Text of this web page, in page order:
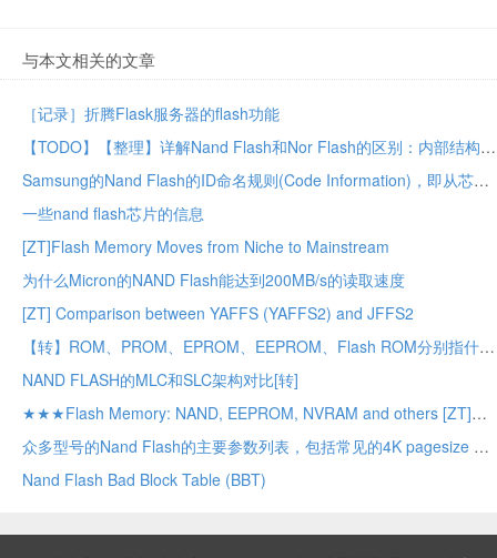
与本文相关的文章
［记录］折腾Flask服务器的flash功能
【TODO】【整理】详解Nand Flash和Nor Flash的区别：内部结构，应用领域，性能，驱动支持等
Samsung的Nand Flash的ID命名规则(Code Information)，即从芯片型号(Part Number)读懂芯片详细信息 + 举例K9GAG08U0M说明
一些nand flash芯片的信息
[ZT]Flash Memory Moves from Niche to Mainstream
为什么Micron的NAND Flash能达到200MB/s的读取速度
[ZT] Comparison between YAFFS (YAFFS2) and JFFS2
【转】ROM、PROM、EPROM、EEPROM、Flash ROM分别指什么？
NAND FLASH的MLC和SLC架构对比[转]
★★★Flash Memory: NAND, EEPROM, NVRAM and others [ZT]
众多型号的Nand Flash的主要参数列表，包括常见的4K pagesize 的Nand Flash
Nand Flash Bad Block Table (BBT)